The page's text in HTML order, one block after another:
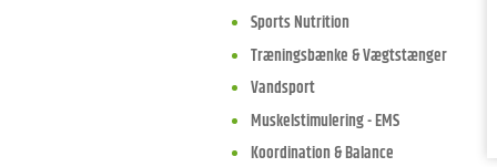
Sports Nutrition
Træningsbænke & Vægtstænger
Vandsport
Muskelstimulering - EMS
Koordination & Balance